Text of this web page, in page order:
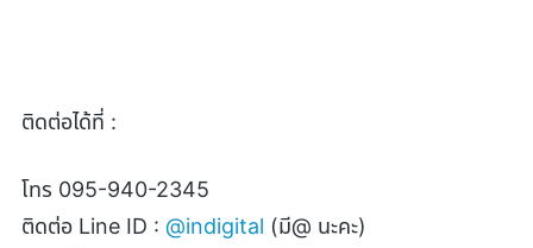
ติดต่อได้ที่ :
โทร 095-940-2345
ติดต่อ Line ID : @indigital (มี@ นะคะ)